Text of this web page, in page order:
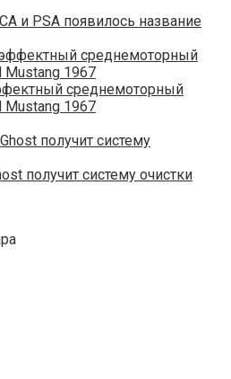
и PSA появилось название
среднемоторный
Mustang 1967
получит систему очистки